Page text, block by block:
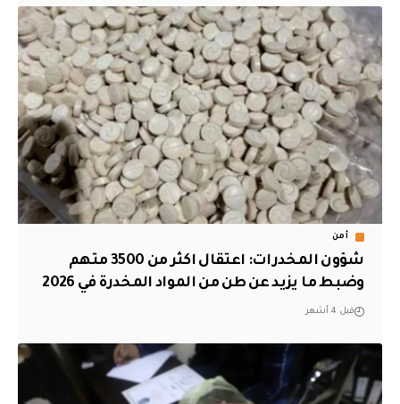
أمن
شؤون المخدرات: اعتقال اكثر من 3500 متهم
وضبط ما يزيد عن طن من المواد المخدرة في 2026
قبل 4 أشهر